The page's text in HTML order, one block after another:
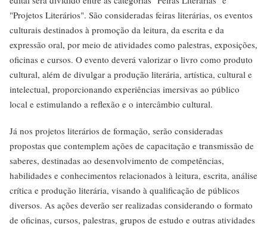
"Projetos Literários". São consideradas feiras literárias, os eventos
culturais destinados à promoção da leitura, da escrita e da
expressão oral, por meio de atividades como palestras, exposições,
oficinas e cursos. O evento deverá valorizar o livro como produto
cultural, além de divulgar a produção literária, artística, cultural e
intelectual, proporcionando experiências imersivas ao público
local e estimulando a reflexão e o intercâmbio cultural.
Já nos projetos literários de formação, serão consideradas
propostas que contemplem ações de capacitação e transmissão de
saberes, destinadas ao desenvolvimento de competências,
habilidades e conhecimentos relacionados à leitura, escrita, análise
crítica e produção literária, visando à qualificação de públicos
diversos. As ações deverão ser realizadas considerando o formato
de oficinas, cursos, palestras, grupos de estudo e outras atividades